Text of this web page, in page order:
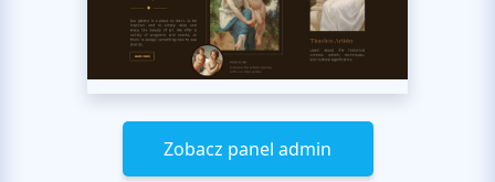
Zobacz panel admin